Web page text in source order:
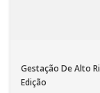
Gestação De Alto
Edição